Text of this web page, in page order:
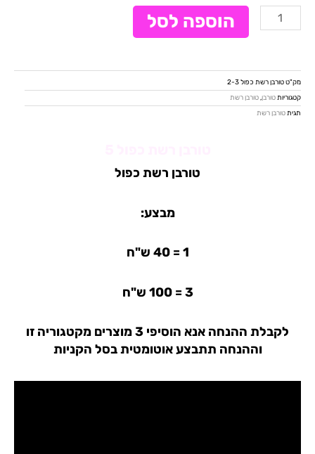
כמות
של
כפול
5
הוספה לסל
מק"טטורבן רשת כפול 2-3
קטגוריותטורבן,טורבן רשת
תגיתטורבן רשת
טורבן רשת כפול
מבצע:
1 = 40 ש"ח
3 = 100 ש"ח
לקבלת ההנחה אנא הוסיפי 3 מוצרים מקטגוריה זו
וההנחה תתבצע אוטומטית בסל הקניות